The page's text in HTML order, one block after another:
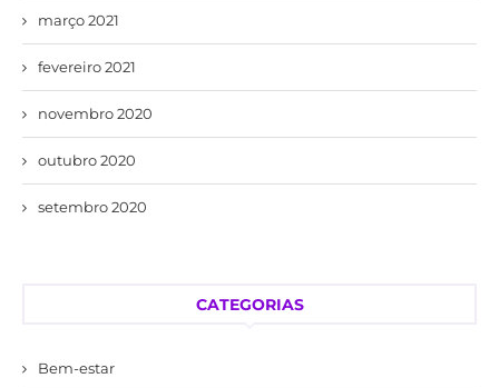
março 2021
fevereiro 2021
novembro 2020
outubro 2020
setembro 2020
CATEGORIAS
Bem-estar